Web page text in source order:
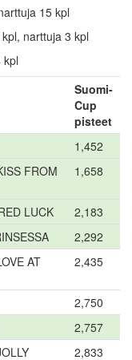
15 kpl
narttuja 3 kpl
kpl
Suomi-
Cup
pisteet
1,452
FROM
1,658
LUCK
2,183
2,292
AT
2,435
2,750
2,757
2,833